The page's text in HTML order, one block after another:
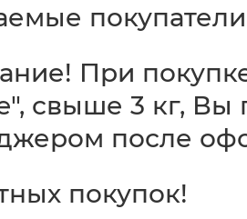
При
свыше 3 кг, Вы
после
покупок!